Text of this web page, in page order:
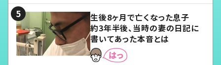
生後8ヶ月で亡くなった息子
約3年半後、当時の妻の日記に
書いてあった本音とは